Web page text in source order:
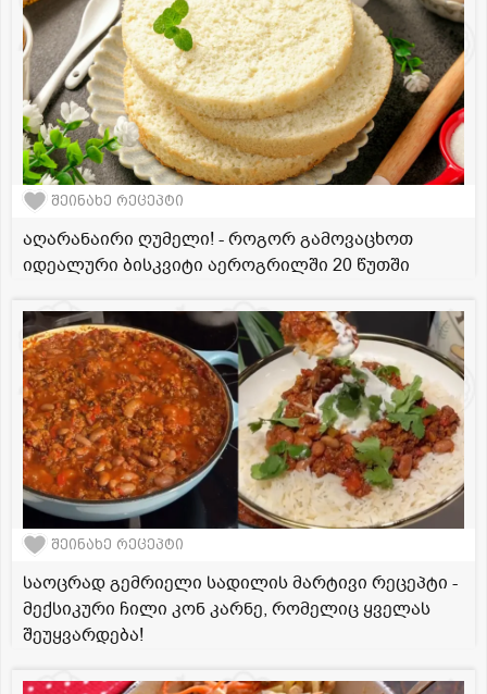
შეინახე რეცეპტი
აღარანაირი ღუმელი! - როგორ გამოვაცხოთ
იდეალური ბისკვიტი აეროგრილში 20 წუთში
შეინახე რეცეპტი
საოცრად გემრიელი სადილის მარტივი რეცეპტი -
მექსიკური ჩილი კონ კარნე, რომელიც ყველას
შეუყვარდება!